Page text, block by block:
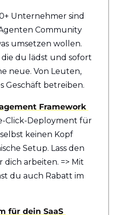
Unternehmer sind
Community
umsetzen wollen.
die du lädst und sofort
neue. Von Leuten,
Geschäft betreiben.
Framework
Click-Deployment für
keinen Kopf
Setup. Lass den
arbeiten. => Mit
du auch Rabatt im
für dein SaaS